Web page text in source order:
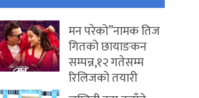
मन परेको”नामक तिज
गितको छायाङकन
सम्पन्न,१२ गतेसम्म
रिलिजको तयारी